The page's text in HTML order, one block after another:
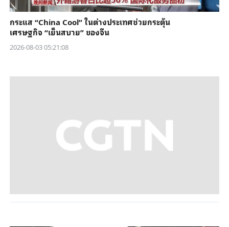
กระแส “China Cool” ในต่างประเทศช่วยกระตุ้น
เศรษฐกิจ “เย็นสบาย” ของจีน
2026-08-03 05:21:08